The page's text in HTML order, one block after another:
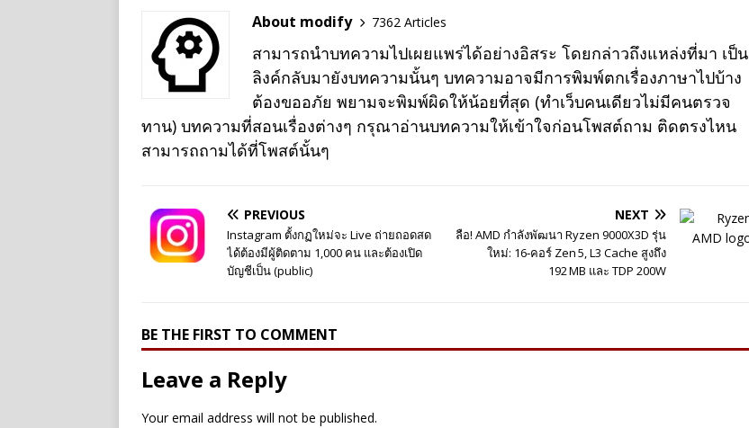
About modify 7362 Articles
สามารถนำบทความไปเผยแพร่ได้อย่างอิสระ โดยกล่าวถึงแหล่งที่มา เป็น
ลิงค์กลับมายังบทความนั้นๆ บทความอาจมีการพิมพ์ตกเรื่องภาษาไปบ้าง
ต้องขออภัย พยามจะพิมพ์ผิดให้น้อยที่สุด (ทำเว็บคนเดียวไม่มีคนตรวจ
ทาน) บทความที่สอนเรื่องต่างๆ กรุณาอ่านบทความให้เข้าใจก่อนโพสต์ถาม ติดตรงไหน
สามารถถามได้ที่โพสต์นั้นๆ
PREVIOUS
Instagram ตั้งกฏใหม่จะ Live ถ่ายถอดสด
ได้ต้องมีผู้ติดตาม 1,000 คน และต้องเปิด
บัญชีเป็น (public)
NEXT
ลือ! AMD กำลังพัฒนา Ryzen 9000X3D รุ่น
ใหม่: 16‑คอร์ Zen 5, L3 Cache สูงถึง
192 MB และ TDP 200W
BE THE FIRST TO COMMENT
Leave a Reply
Your email address will not be published.